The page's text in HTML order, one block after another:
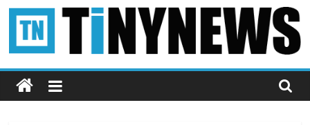
Passer
contenu
Tinynews
Le